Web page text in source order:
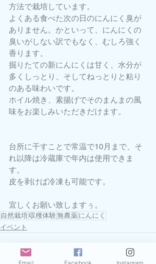
方法で栽培しています。
よくある食べた次の日のにんにく臭が
ありません。かといって、にんにくの
臭いがしない訳でもなく、むしろ強く
香ります。
掘りたての新にんにくは甘く、水分が
多くしっとり、そしてねっとりと粘り
のある味わいです。
ホイル焼き、素揚げでそのまんまの風
味をお楽しみいただきだけます。
台所に干すことで常温で10月まで、そ
れ以降は冷蔵庫で年内は使用できま
す。
皮を剥けば冷凍も可能です。
宜しくお願い致しますぅ。
自然栽培収穫体験無農薬 にんにく
イベント
Email Facebook Instagram